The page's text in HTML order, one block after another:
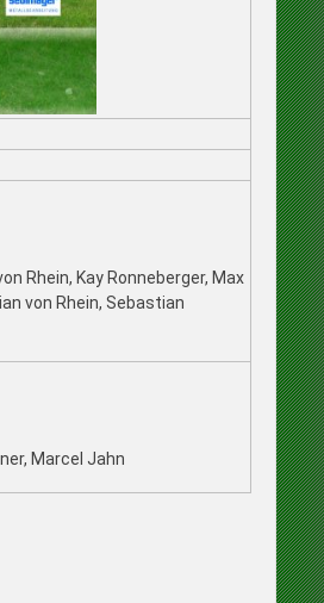
Rhein, Kay Ronneberger, Max
von Rhein, Sebastian
Marcel Jahn